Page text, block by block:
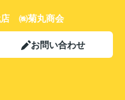
店 ㈱菊丸商会
お問い合わせ